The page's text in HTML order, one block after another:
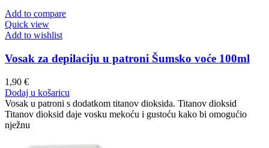
Add to compare
Quick view
Add to wishlist
Vosak za depilaciju u patroni Šumsko voće 100ml
1,90 €
Dodaj u košaricu
Vosak u patroni s dodatkom titanov dioksida. Titanov dioksid
Titanov dioksid daje vosku mekoću i gustoću kako bi omogućio
nježnu